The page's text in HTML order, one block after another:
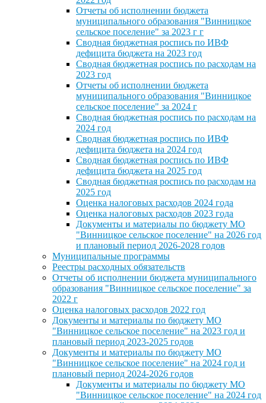
Отчеты об исполнении бюджета
муниципального образования "Винницкое
сельское поселение" за 2023 г г
Сводная бюджетная роспись по ИВФ
дефицита бюджета на 2023 год
Сводная бюджетная роспись по расходам на
2023 год
Отчеты об исполнении бюджета
муниципального образования "Винницкое
сельское поселение" за 2024 г
Сводная бюджетная роспись по расходам на
2024 год
Сводная бюджетная роспись по ИВФ
дефицита бюджета на 2024 год
Сводная бюджетная роспись по ИВФ
дефицита бюджета на 2025 год
Сводная бюджетная роспись по расходам на
2025 год
Оценка налоговых расходов 2024 года
Оценка налоговых расходов 2023 года
Документы и материалы по бюджету МО
"Винницкое сельское поселение" на 2026 год
и плановый период 2026-2028 годов
Муниципальные программы
Реестры расходных обязательств
Отчеты об исполнении бюджета муниципального
образования "Винницкое сельское поселение" за
2022 г
Оценка налоговых расходов 2022 год
Документы и материалы по бюджету МО
"Винницкое сельское поселение" на 2023 год и
плановый период 2023-2025 годов
Документы и материалы по бюджету МО
"Винницкое сельское поселение" на 2024 год и
плановый период 2024-2026 годов
Документы и материалы по бюджету МО
"Винницкое сельское поселение" на 2024 год